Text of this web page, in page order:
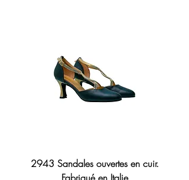
2943 Sandales ouvertes en cuir.